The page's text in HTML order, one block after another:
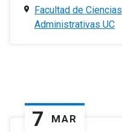
Facultad de
Administrativas UC
7 MAR